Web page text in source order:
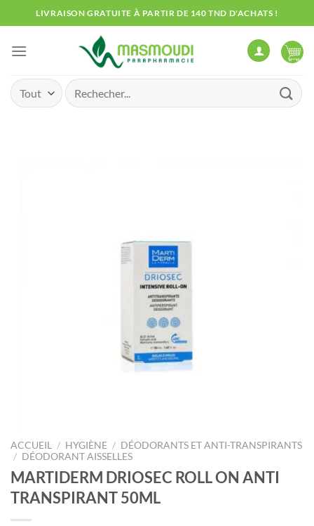
au
contenu
LIVRAISON GRATUITE À PARTIR DE 140 TND D'ACHATS !
Recherche
pour :
ACCUEIL / HYGIÈNE / DÉODORANTS ET ANTI-TRANSPIRANTS
/ DÉODORANT AISSELLES
MARTIDERM DRIOSEC ROLL ON ANTI
TRANSPIRANT 50ML